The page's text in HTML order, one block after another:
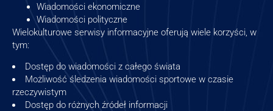
Wiadomości ekonomiczne
Wiadomości polityczne
Wielokulturowe serwisy informacyjne oferują wiele korzyści, w
tym:
Dostęp do wiadomości z całego świata
Możliwość śledzenia wiadomości sportowe w czasie
rzeczywistym
Dostęp do różnych źródeł informacji